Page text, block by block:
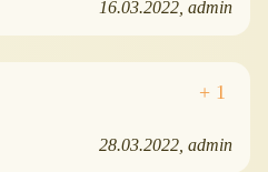
16.03.2022 admin
28.03.2022 admin